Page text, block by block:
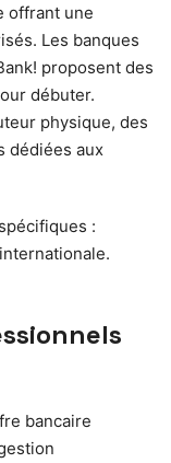
offrant une
Les banques
proposent des
débuter.
physique, des
dédiées aux
:
bancaire